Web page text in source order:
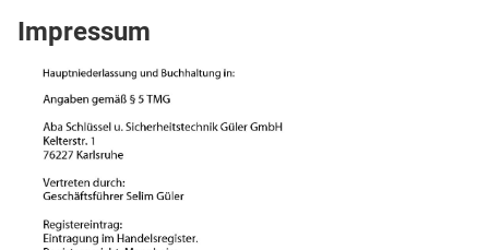
Impressum